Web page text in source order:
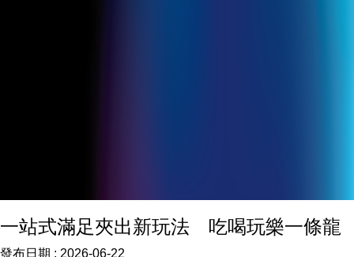
一站式滿足夾出新玩法 吃喝玩樂一條龍
發布日期 : 2026-06-22